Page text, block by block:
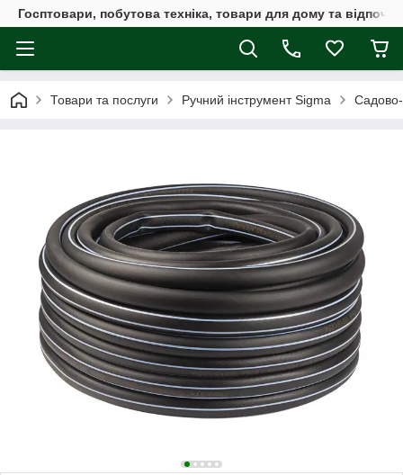
Госптовари, побутова техніка, товари для дому та
Товари та послуги Ручний інструмент Sigma Садово-